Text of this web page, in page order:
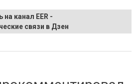
канал EER -
связи в Дзен
о "реестре ущерба Украине от российской